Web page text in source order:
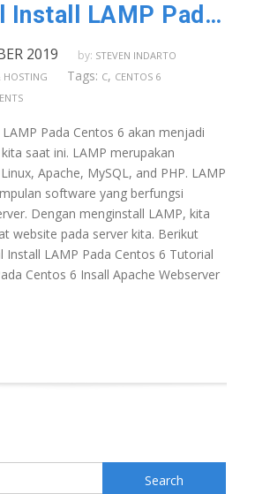
Tutorial Install LAMP Pada Centos 6
2019 by: STEVEN INDARTO
HOSTING Tags: C, CENTOS 6
Pada Centos 6 akan menjadi
saat ini. LAMP merupakan
Apache, MySQL, and PHP. LAMP
software yang berfungsi
Dengan menginstall LAMP, kita
website pada server kita. Berikut
Install LAMP Pada Centos 6 Tutorial
Centos 6 Insall Apache Webserver